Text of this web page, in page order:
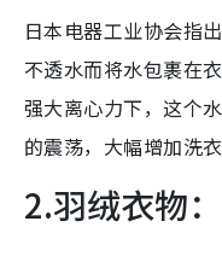
日本电器工业协会指
不透水而将水包裹在
强大离心力下，这个
的震荡，大幅增加洗
2.羽绒衣物：